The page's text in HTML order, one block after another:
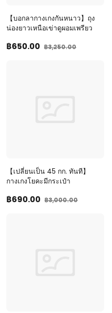
【บอกลากางเกงกันหนาว】ถุง
น่องยาวเหนือเข่าดูผอมเพรียว
฿650.00 ฿3,250.00
【เปลี่ยนเป็น 45 กก. ทันที】
กางเกงโยคะมีกระเป๋า
฿690.00 ฿3,000.00